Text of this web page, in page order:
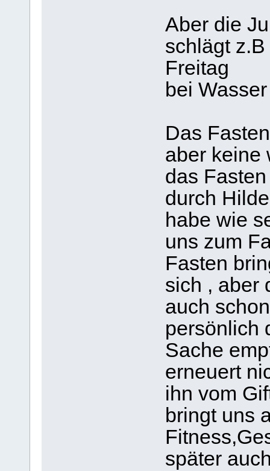
Aber die
schlägt
Freitag
bei
Das
aber keine
das
durch
habe wie
uns zum
Fasten
sich , aber
auch
persönlich
Sache
erneuert
ihn vom
bringt uns
später